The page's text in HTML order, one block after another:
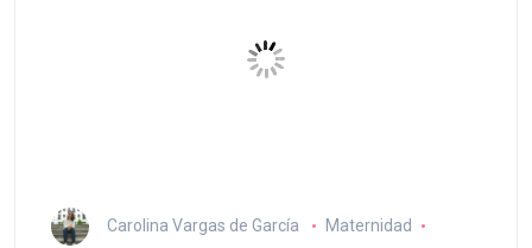
Carolina Vargas de García
Maternidad